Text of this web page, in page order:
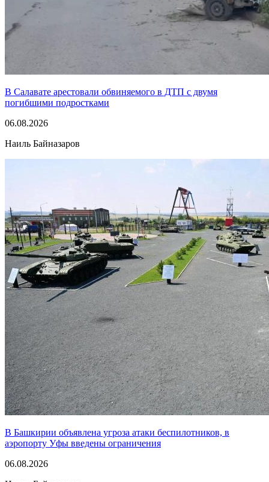
В Салавате арестовали обвиняемого в ДТП с двумя
погибшими подростками
06.08.2026
Наиль Байназаров
В Башкирии объявлена угроза атаки беспилотников, в
аэропорту Уфы введены ограничения
06.08.2026